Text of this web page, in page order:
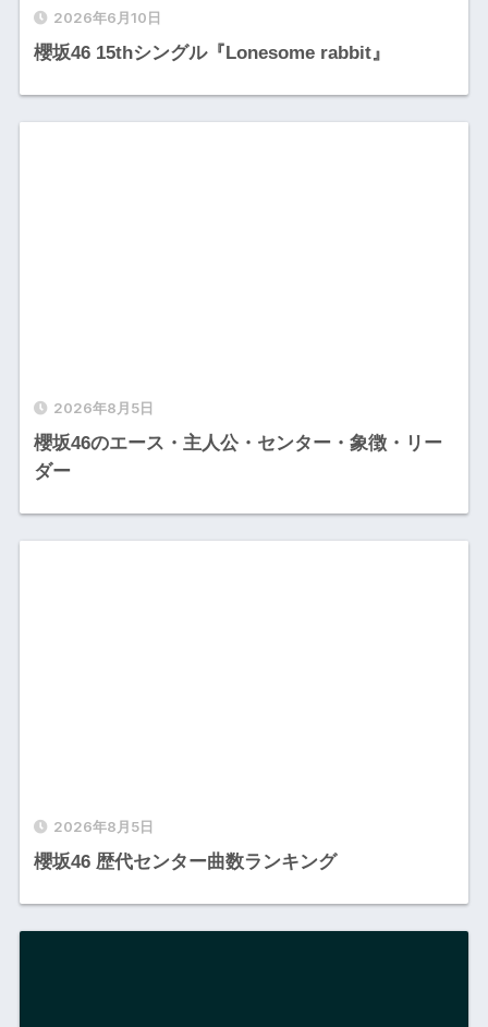
2026年6月10日
櫻坂46 15thシングル『Lonesome rabbit』
2026年8月5日
櫻坂46のエース・主人公・センター・象徴・リー
ダー
2026年8月5日
櫻坂46 歴代センター曲数ランキング